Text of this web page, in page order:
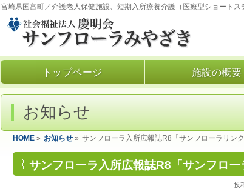
宮崎県国富町／介護老人保健施設、短期入所療養介護（医療型ショートス
トップページ 施設の概要
お知らせ
HOME » お知らせ » サンフローラ入所広報誌R8「サンフローラリンク
サンフローラ入所広報誌R8「サンフロー
投